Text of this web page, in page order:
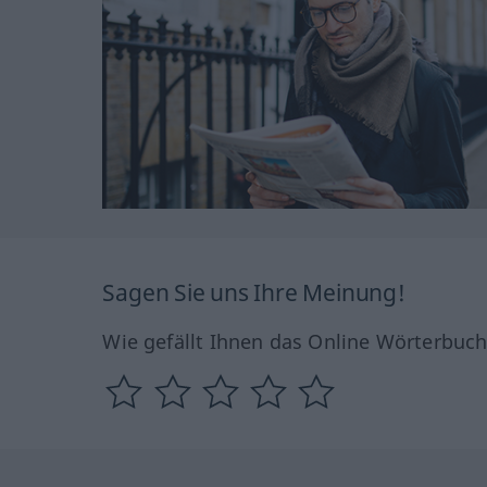
Sagen Sie uns Ihre Meinung!
Wie gefällt Ihnen das Online